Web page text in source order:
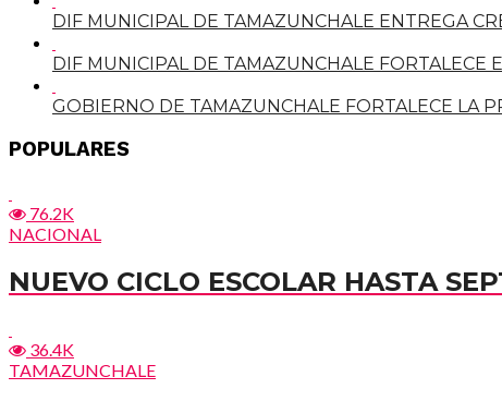
DIF MUNICIPAL DE TAMAZUNCHALE ENTREGA
DIF MUNICIPAL DE TAMAZUNCHALE FORTALECE
GOBIERNO DE TAMAZUNCHALE FORTALECE LA
POPULARES
76.2K
NACIONAL
NUEVO CICLO ESCOLAR HASTA
36.4K
TAMAZUNCHALE